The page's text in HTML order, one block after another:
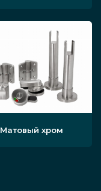
Матовый хром